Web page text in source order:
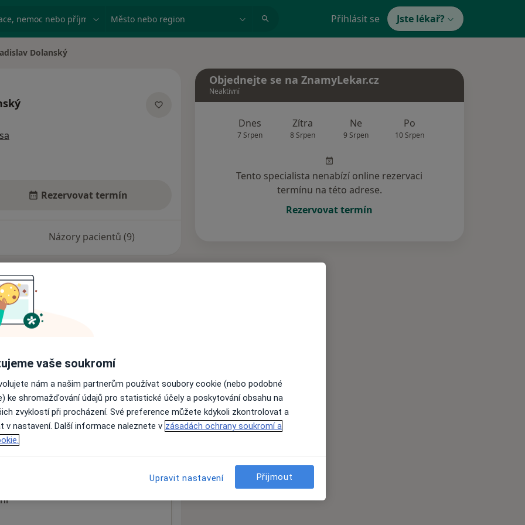
nemoc nebo příjmení Město nebo region Přihlásit se Jste lékař?
města Dolanský
Rezervovat termín
Názory pacientů (9)
nejsou k dispozici
informace o svých službách.
Objednejte se na ZnamyLekar.cz
Neaktivní
Dnes
7 Srpen
Zítra
8 Srpen
Ne
9 Srpen
Po
10 Srpen
Tento specialista nenabízí online rezervaci
termínu na této adrese.
Rezervovat termín
vaše soukromí
nám a našim partnerům používat soubory cookie (nebo podobné
ke shromažďování údajů pro statistické účely a poskytování obsahu na
zvyklostí při procházení. Své preference můžete kdykoli zkontrolovat a
v nastavení. Další informace naleznete v zásadách ochrany soukromí a
Upravit nastavení Přijmout